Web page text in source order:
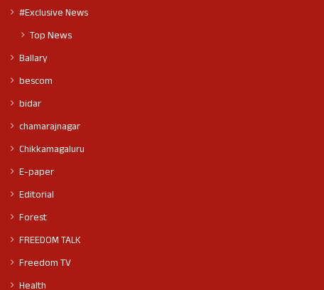
#Exclusive News
Top News
Ballary
bescom
bidar
chamarajnagar
Chikkamagaluru
E-paper
Editorial
Forest
FREEDOM TALK
Freedom TV
Health